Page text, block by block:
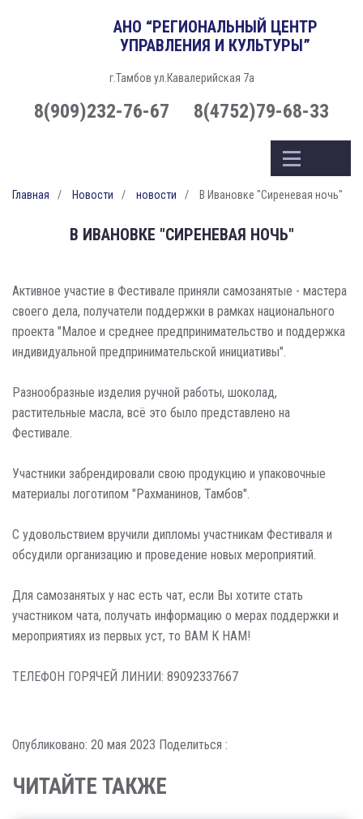
АНО “РЕГИОНАЛЬНЫЙ ЦЕНТР
УПРАВЛЕНИЯ И КУЛЬТУРЫ”
г.Тамбов ул.Кавалерийская 7а
8(909)232-76-67 8(4752)79-68-33
Главная Новости новости В Ивановке "Сиреневая ночь"
В ИВАНОВКЕ "СИРЕНЕВАЯ НОЧЬ"
Активное участие в Фестивале приняли самозанятые - мастера
своего дела, получатели поддержки в рамках национального
проекта "Малое и среднее предпринимательство и поддержка
индивидуальной предпринимательской инициативы".
Разнообразные изделия ручной работы, шоколад,
растительные масла, всё это было представлено на
Фестивале.
Участники забрендировали свою продукцию и упаковочные
материалы логотипом "Рахманинов, Тамбов".
С удовольствием вручили дипломы участникам Фестиваля и
обсудили организацию и проведение новых мероприятий.
Для самозанятых у нас есть чат, если Вы хотите стать
участником чата, получать информацию о мерах поддержки и
мероприятиях из первых уст, то ВАМ К НАМ!
ТЕЛЕФОН ГОРЯЧЕЙ ЛИНИИ: 89092337667
Опубликовано: 20 мая 2023 Поделиться :
ЧИТАЙТЕ ТАКЖЕ